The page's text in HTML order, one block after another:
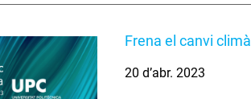
Frena el canvi
20 d’abr. 2023